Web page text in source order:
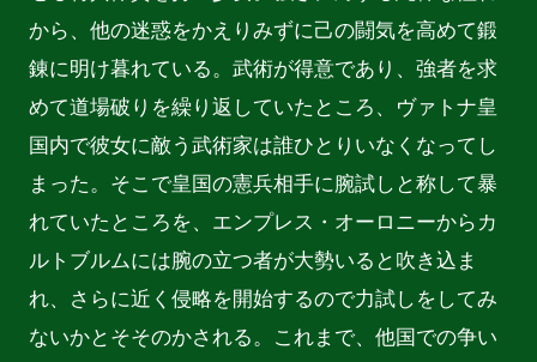
から、他の迷惑をかえりみずに己の闘気を高めて鍛
錬に明け暮れている。武術が得意であり、強者を求
めて道場破りを繰り返していたところ、ヴァトナ皇
国内で彼女に敵う武術家は誰ひとりいなくなってし
まった。そこで皇国の憲兵相手に腕試しと称して暴
れていたところを、エンプレス・オーロニーからカ
ルトブルムには腕の立つ者が大勢いると吹き込ま
れ、さらに近く侵略を開始するので力試しをしてみ
ないかとそそのかされる。これまで、他国での争い